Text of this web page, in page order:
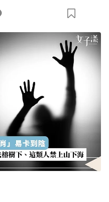
點；前往 購買點數